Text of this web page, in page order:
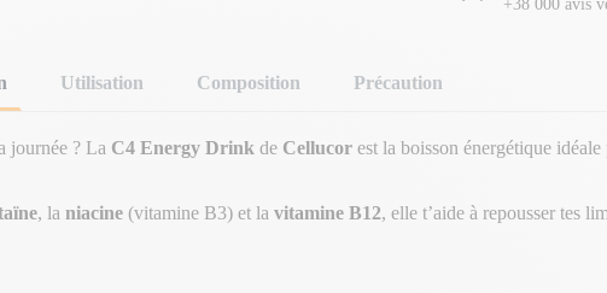
+38 000 avis
Utilisation Composition Précaution
journée ? La C4 Energy Drink de Cellucor est la boisson énergétique
, la niacine (vitamine B3) et la vitamine B12, elle t’aide à repousser tes